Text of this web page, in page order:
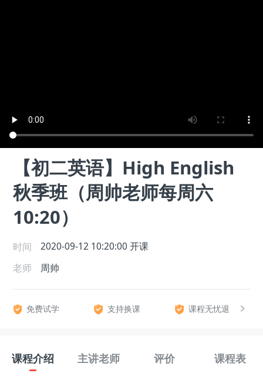
【初二英语】High English
秋季班（周帅老师每周六
10:20）
时间 2020-09-12 10:20:00 开课
老师
周帅
免费试学 支持换课 课程无忧退
课程介绍 主讲老师 评价 课程表